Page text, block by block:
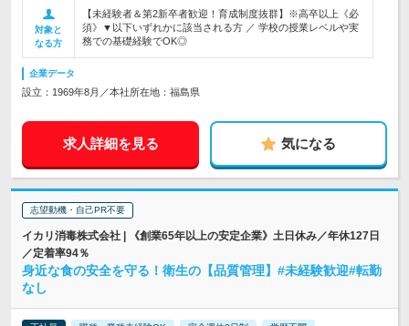
対象と
なる方
【未経験者＆第2新卒者歓迎！育成制度抜群】※高卒以上《必
須》▼以下いずれかに該当される方 ／ 学校の授業レベルや実
務での基礎経験でOK◎
企業データ
設立：1969年8月／本社所在地：福島県
求人詳細を見る 気になる
志望動機・自己PR不要
イカリ消毒株式会社 | 《創業65年以上の安定企業》土日休み／年休127日
／定着率94％
身近な食の安全を守る！衛生の【品質管理】#未経験歓迎#転勤
なし